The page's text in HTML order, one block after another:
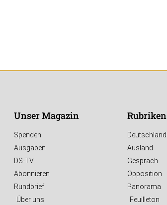
Unser Magazin
Spenden
Ausgaben
DS-TV
Abonnieren
Rundbrief
Über uns
Rubriken
Deutschland
Ausland
Gespräch
Opposition
Panorama
Feuilleton